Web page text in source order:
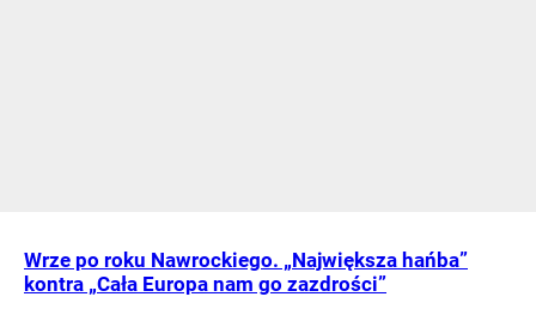
Wrze po roku Nawrockiego. „Największa hańba”
kontra „Cała Europa nam go zazdrości”